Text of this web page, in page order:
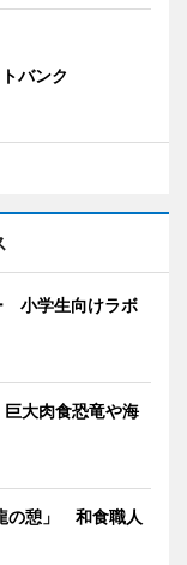
バンク
小学生向けラボ
大肉食恐竜や海
の憩」 和食職人